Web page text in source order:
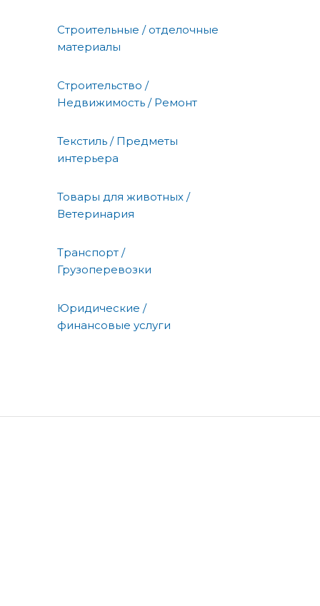
Строительные / отделочные
материалы
Строительство /
Недвижимость / Ремонт
Текстиль / Предметы
интерьера
Товары для животных /
Ветеринария
Транспорт /
Грузоперевозки
Юридические /
финансовые услуги